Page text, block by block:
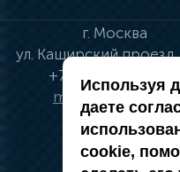
г. Москва
ул. Каширский проезд,
+7 (495) 134-41-83
moskva@vincci.ru
Используя
даете
cookie,